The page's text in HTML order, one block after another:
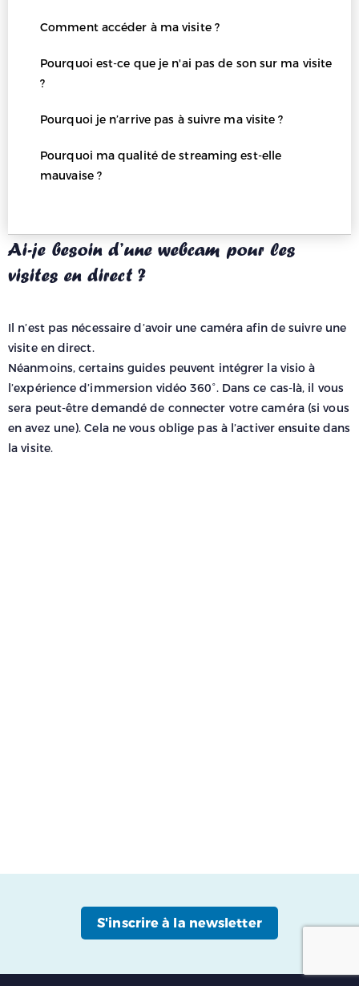
Comment accéder à ma visite ?
Pourquoi est-ce que je n'ai pas de son sur ma visite
?
Pourquoi je n’arrive pas à suivre ma visite ?
Pourquoi ma qualité de streaming est-elle
mauvaise ?
Ai-je besoin d’une webcam pour les
visites en direct ?
Il n’est pas nécessaire d’avoir une caméra afin de suivre une
visite en direct.
Néanmoins, certains guides peuvent intégrer la visio à
l’expérience d’immersion vidéo 360°. Dans ce cas-là, il vous
sera peut-être demandé de connecter votre caméra (si vous
en avez une). Cela ne vous oblige pas à l’activer ensuite dans
la visite.
S'inscrire à la newsletter